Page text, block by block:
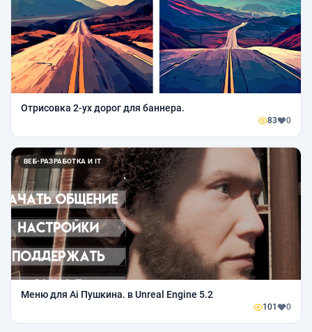
Отрисовка 2-ух дорог для баннера.
83 0
ВЕБ-РАЗРАБОТКА И IT
Меню для Ai Пушкина. в Unreal Engine 5.2
101 0